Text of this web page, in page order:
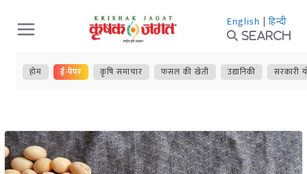
Skip
to
content
English | हिन्दी
Search
होम ई-पेपर कृषि समाचार फसल की खेती उद्यानिकी सरकारी